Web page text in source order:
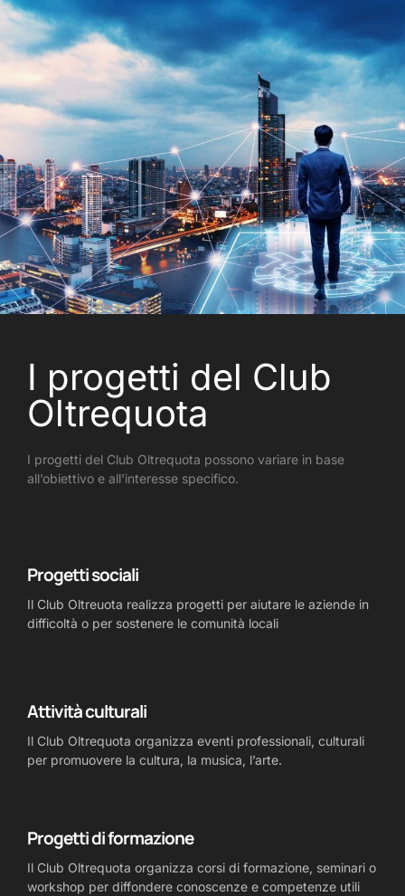
I progetti del Club
Oltrequota
I progetti del Club Oltrequota possono variare in base
all’obiettivo e all’interesse specifico.
Progetti sociali
Il Club Oltreuota realizza progetti per aiutare le aziende in
difficoltà o per sostenere le comunità locali
Attività culturali
Il Club Oltrequota organizza eventi professionali, culturali
per promuovere la cultura, la musica, l’arte.
Progetti di formazione
Il Club Oltrequota organizza corsi di formazione, seminari o
workshop per diffondere conoscenze e competenze utili